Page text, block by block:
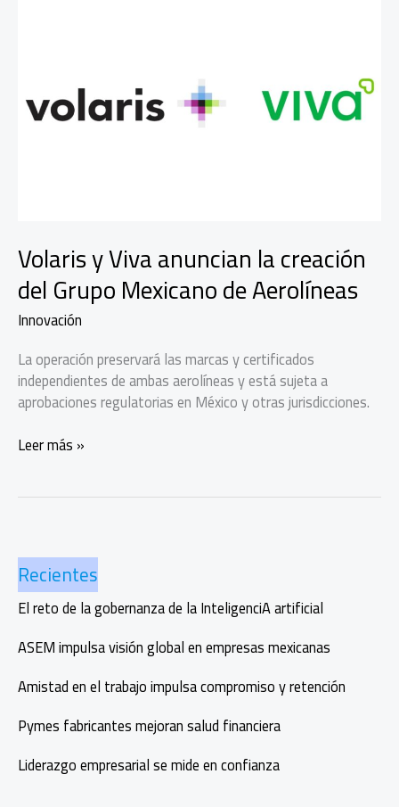
Volaris y Viva anuncian la creación
del Grupo Mexicano de Aerolíneas
Innovación
La operación preservará las marcas y certificados
independientes de ambas aerolíneas y está sujeta a
aprobaciones regulatorias en México y otras jurisdicciones.
Volaris
creación
del
Grupo
Mexicano
de
Aerolíneas
Leer más »
Recientes
El reto de la gobernanza de la InteligenciA artificial
ASEM impulsa visión global en empresas mexicanas
Amistad en el trabajo impulsa compromiso y retención
Pymes fabricantes mejoran salud financiera
Liderazgo empresarial se mide en confianza